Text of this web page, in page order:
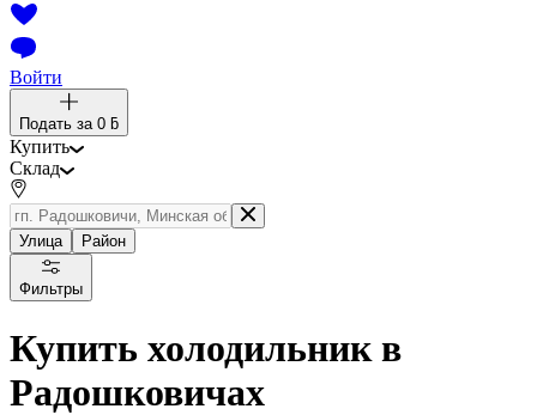
Войти
Подать за 0 ƃ
Купить
Склад
Улица Район
Фильтры
Купить холодильник в
Радошковичах